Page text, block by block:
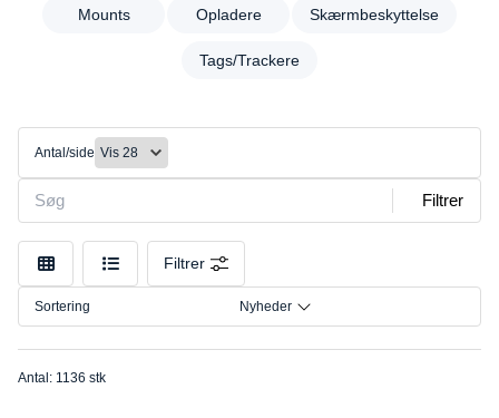
Mounts Opladere Skærmbeskyttelse
Tags/Trackere
Kabler/adaptere
Mounts
Skærmbeskyttelse
Tags/Trackere
Størrelse
Tilslutning
Mærke
Antal/side
Filtrer
Filtrer
Sortering Nyheder
Antal: 1136 stk